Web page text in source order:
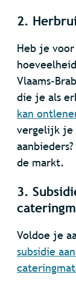
2.
Heb je
Vlaams-
die je als
kan
vergelijk je
de markt.
3.
Voldoe je
subsidie